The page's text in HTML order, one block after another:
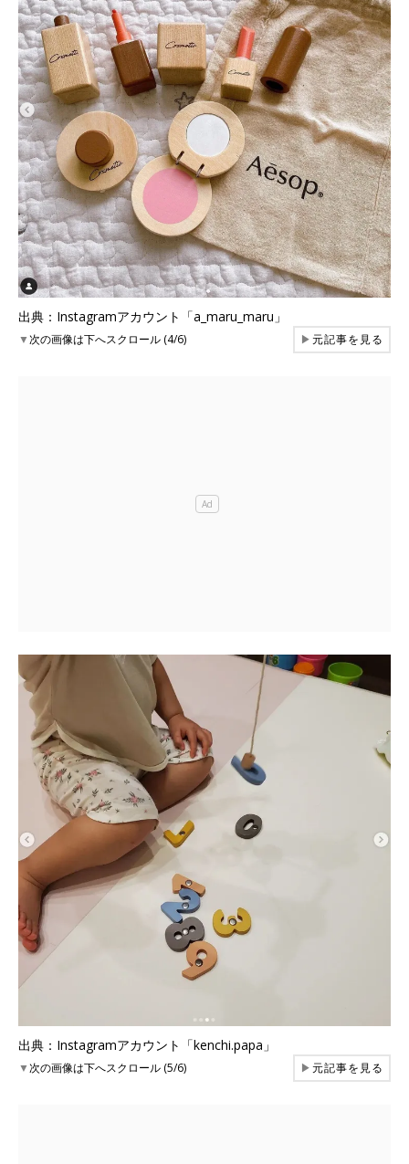
出典：Instagramアカウント「a_maru_maru」
▼次の画像は下へスクロール (4/6) ▶元記事を見る
出典：Instagramアカウント「kenchi.papa」
▼次の画像は下へスクロール (5/6) ▶元記事を見る